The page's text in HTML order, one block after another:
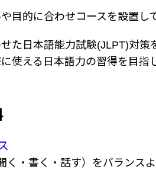
目的に合わせコースを設置し
た日本語能力試験(JLPT)対
使える日本語力の習得を目指
く・書く・話す）をバランス